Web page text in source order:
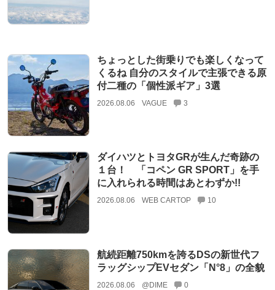
ちょっとした街乗りでも楽しくなって
くるね 自分のスタイルで主張できる原
付二種の「個性派ギア」3選
2026.08.06 VAGUE 3
ダイハツとトヨタGRが生んだ奇跡の
１台！ 「コペン GR SPORT」を手
に入れられる時間はあとわずか!!
2026.08.06 WEB CARTOP 10
航続距離750kmを誇るDSの新世代フ
ラッグシップEVセダン「N°8」の全貌
2026.08.06 @DIME 0